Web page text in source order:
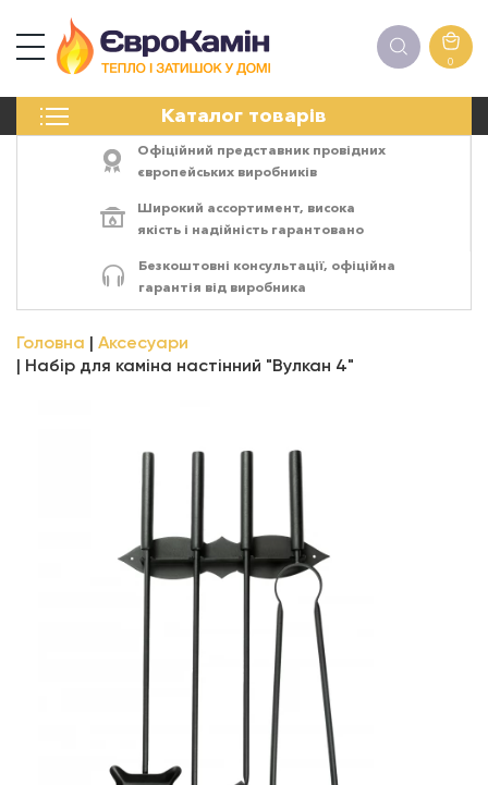
0
Каталог товарів
ПЕЧІ
ЕЛЕКТРОКАМІНИ
АКСЕСУАРИ
Офіційний представник провідних
європейських виробників
Широкий ассортимент, висока
якість і надійність гарантовано
Безкоштовні консультації, офіційна
гарантія від виробника
Головна
Аксесуари
Набір для каміна настінний "Вулкан 4"